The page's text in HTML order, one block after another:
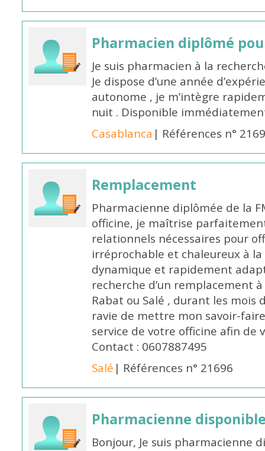
Pharmacien diplômé
Je suis pharmacien à la
Je dispose d’une année
autonome , je m’intègre
nuit . Disponible
Casablanca | Références n°
Remplacement
Pharmacienne diplômée de la
officine, je maîtrise
relationnels nécessaires pour
irréprochable et chaleureux à
dynamique et rapidement
recherche d’un remplacement
Rabat ou Salé , durant les mois
ravie de mettre mon savoir-
service de votre officine afin de
Contact : 0607887495
Salé | Références n° 21696
Pharmacienne
Bonjour, Je suis pharmacienne